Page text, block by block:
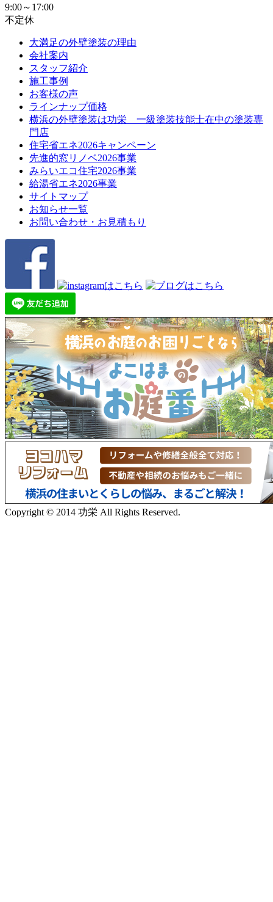
9:00～17:00
不定休
大満足の外壁塗装の理由
会社案内
スタッフ紹介
施工事例
お客様の声
ラインナップ価格
横浜の外壁塗装は功栄 一級塗装技能士在中の塗装専
門店
住宅省エネ2026キャンペーン
先進的窓リノベ2026事業
みらいエコ住宅2026事業
給湯省エネ2026事業
サイトマップ
お知らせ一覧
お問い合わせ・お見積もり
Copyright © 2014 功栄 All Rights Reserved.